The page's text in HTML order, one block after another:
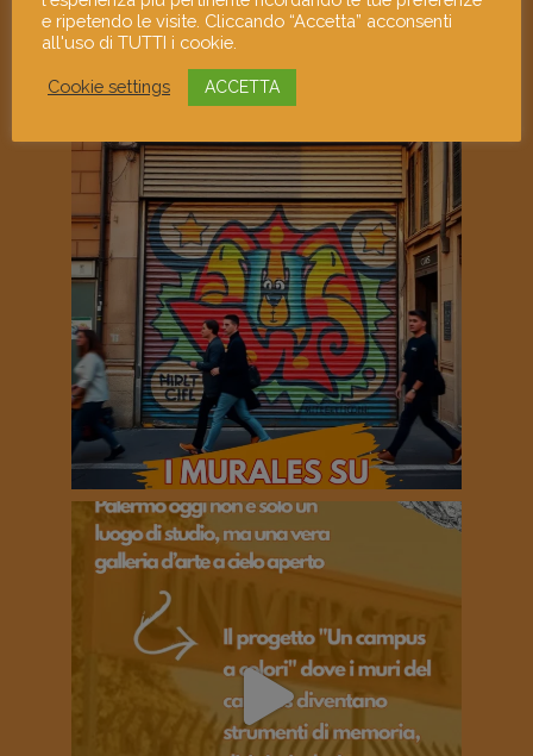
e ripetendo le visite. Cliccando “Accetta” acconsenti
all'uso di TUTTI i cookie.
Cookie settings ACCETTA